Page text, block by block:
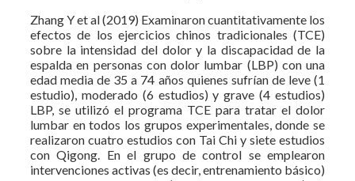
Zhang Y et al (2019) Examinaron cuantitativamente los
efectos de los ejercicios chinos tradicionales (TCE)
sobre la intensidad del dolor y la discapacidad de la
espalda en personas con dolor lumbar (LBP) con una
edad media de 35 a 74 años quienes sufrían de leve (1
estudio), moderado (6 estudios) y grave (4 estudios)
LBP, se utilizó el programa TCE para tratar el dolor
lumbar en todos los grupos experimentales, donde se
realizaron cuatro estudios con Tai Chi y siete estudios
con Qigong. En el grupo de control se emplearon
intervenciones activas (es decir, entrenamiento básico)